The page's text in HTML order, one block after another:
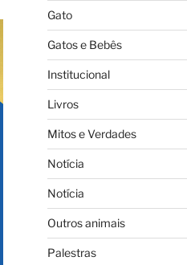
Gato
Gatos e Bebês
Institucional
Livros
Mitos e Verdades
Notícia
Notícia
Outros animais
Palestras